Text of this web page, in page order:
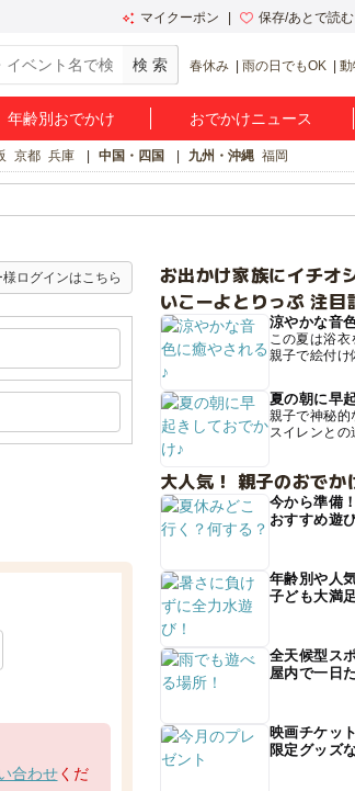
マイクーポン 保存/あとで読む
春休み 雨の日でもOK 動
年齢別おでかけ おでかけニュース
京都 兵庫 中国・四国 九州・沖縄 福岡
ログインはこちら
合わせくだ
お出かけ家族にイチオ
いこーよとりっぷ 注目
涼やかな音
この夏は浴衣
親子で絵付け
夏の朝に早
親子で神秘的
スイレンと
大人気！ 親子のおでか
今から準備
おすすめ遊
年齢別や人
子ども大満
全天候型ス
屋内で一日
映画チケッ
限定グッズ